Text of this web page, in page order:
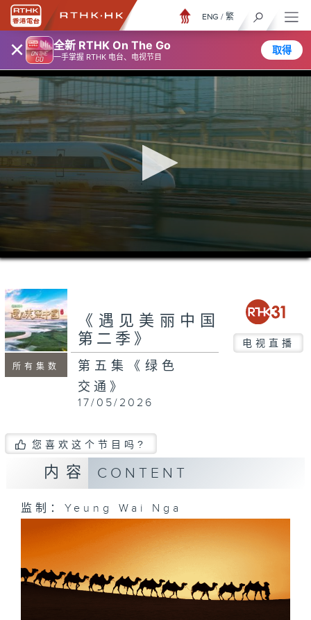
× 全新 RTHK On The Go
一手掌握 RTHK 电台、电视节目
取得
ENG / 繁
0
seconds
minutes,
seconds
所有集数
《遇见美丽中国
第二季》
电视直播
第五集《绿色
交通》
17/05/2026
您喜欢这个节目吗?
内容 CONTENT
监制：Yeung Wai Nga